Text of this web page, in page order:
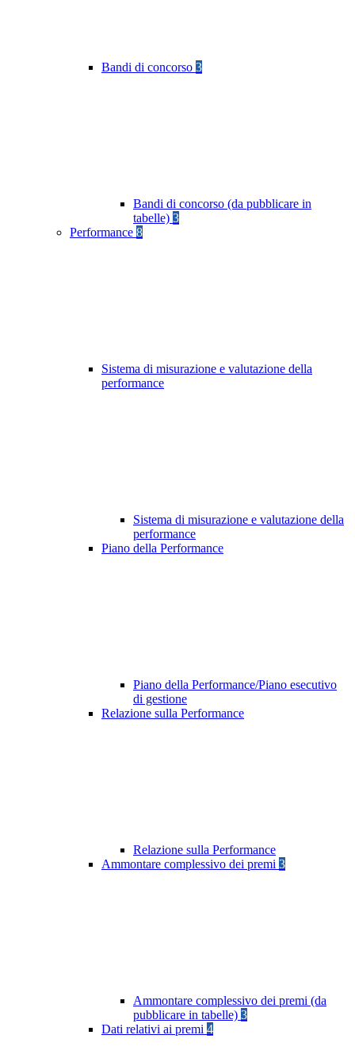
Bandi di concorso 3
Bandi di concorso (da pubblicare in
tabelle) 3
Performance 8
Sistema di misurazione e valutazione della
performance
Sistema di misurazione e valutazione della
performance
Piano della Performance
Piano della Performance/Piano esecutivo
di gestione
Relazione sulla Performance
Relazione sulla Performance
Ammontare complessivo dei premi 3
Ammontare complessivo dei premi (da
pubblicare in tabelle) 3
Dati relativi ai premi 4